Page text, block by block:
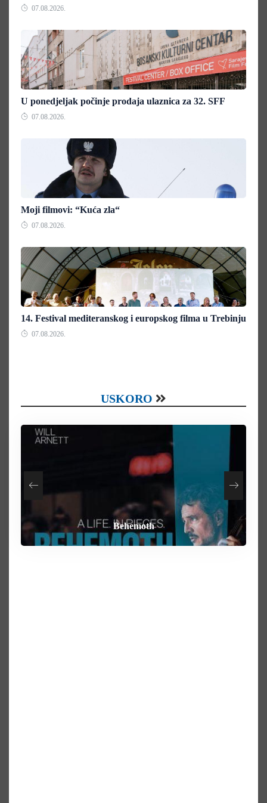
07.08.2026.
U ponedjeljak počinje prodaja ulaznica za 32. SFF
07.08.2026.
Moji filmovi: “Kuća zla“
07.08.2026.
14. Festival mediteranskog i europskog filma u Trebinju
07.08.2026.
USKORO
Heart of the Beast
Behemoth
How To Rob A Bank
By Any Means